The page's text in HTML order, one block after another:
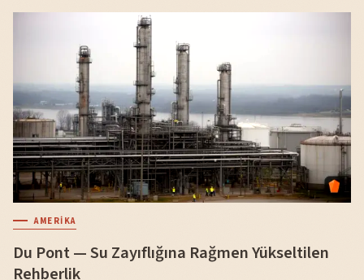
AMERIKA
Du Pont — Su Zayıflığına Rağmen Yükseltilen
Rehberlik